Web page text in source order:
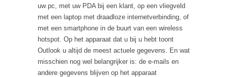
uw pc, met uw PDA bij een klant, op een vliegveld
met een laptop met draadloze internetverbinding, of
met een smartphone in de buurt van een wireless
hotspot. Op het apparaat dat u bij u hebt toont
Outlook u altijd de meest actuele gegevens. En wat
misschien nog wel belangrijker is: de e-mails en
andere gegevens blijven op het apparaat